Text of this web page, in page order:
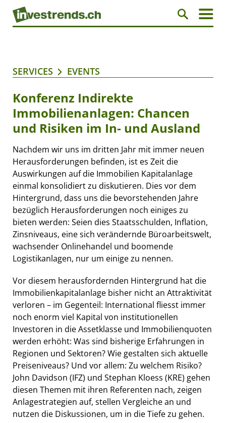
SERVICES EVENTS
Konferenz Indirekte
Immobilienanlagen: Chancen
und Risiken im In- und Ausland
Nachdem wir uns im dritten Jahr mit immer neuen
Herausforderungen befinden, ist es Zeit die
Auswirkungen auf die Immobilien Kapitalanlage
einmal konsolidiert zu diskutieren. Dies vor dem
Hintergrund, dass uns die bevorstehenden Jahre
bezüglich Herausforderungen noch einiges zu
bieten werden: Seien dies Staatsschulden, Inflation,
Zinsniveaus, eine sich verändernde Büroarbeitswelt,
wachsender Onlinehandel und boomende
Logistikanlagen, nur um einige zu nennen.
Vor diesem herausfordernden Hintergrund hat die
Immobilienkapitalanlage bisher nicht an Attraktivität
verloren – im Gegenteil: International fliesst immer
noch enorm viel Kapital von institutionellen
Investoren in die Assetklasse und Immobilienquoten
werden erhöht: Was sind bisherige Erfahrungen in
Regionen und Sektoren? Wie gestalten sich aktuelle
Preiseniveaus? Und vor allem: Zu welchem Risiko?
John Davidson (IFZ) und Stephan Kloess (KRE) gehen
diesen Themen mit ihren Referenten nach, zeigen
Anlagestrategien auf, stellen Vergleiche an und
nutzen die Diskussionen, um in die Tiefe zu gehen.